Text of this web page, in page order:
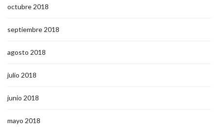
octubre 2018
septiembre 2018
agosto 2018
julio 2018
junio 2018
mayo 2018